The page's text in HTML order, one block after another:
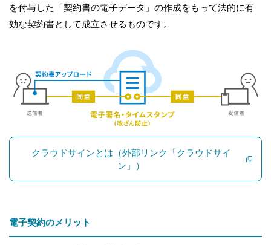
を付与した「契約書の電子データ」の作成をもって法的に有
効な契約書として成立させるものです。
クラウドサインとは（外部リンク「クラウドサイ
ン」）
電子契約のメリット